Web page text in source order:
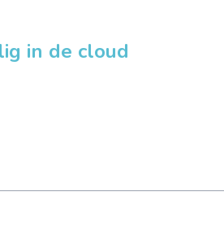
in de cloud